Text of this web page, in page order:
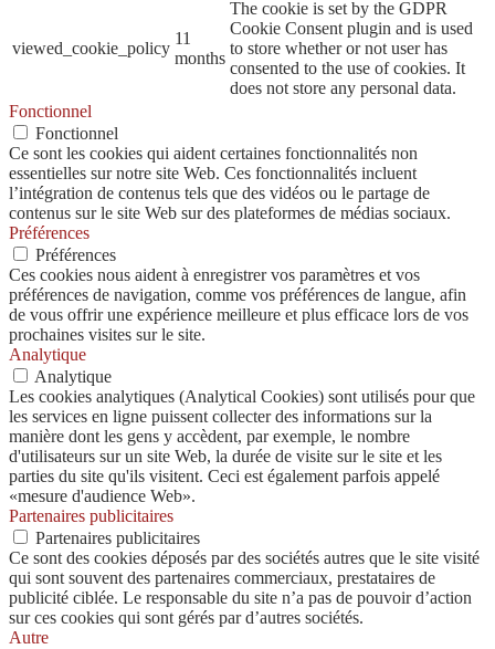
viewed_cookie_policy
11
months
The cookie is set by the GDPR
Cookie Consent plugin and is used
to store whether or not user has
consented to the use of cookies. It
does not store any personal data.
Fonctionnel
Fonctionnel
Ce sont les cookies qui aident certaines fonctionnalités non
essentielles sur notre site Web. Ces fonctionnalités incluent
l’intégration de contenus tels que des vidéos ou le partage de
contenus sur le site Web sur des plateformes de médias sociaux.
Préférences
Préférences
Ces cookies nous aident à enregistrer vos paramètres et vos
préférences de navigation, comme vos préférences de langue, afin
de vous offrir une expérience meilleure et plus efficace lors de vos
prochaines visites sur le site.
Analytique
Analytique
Les cookies analytiques (Analytical Cookies) sont utilisés pour que
les services en ligne puissent collecter des informations sur la
manière dont les gens y accèdent, par exemple, le nombre
d'utilisateurs sur un site Web, la durée de visite sur le site et les
parties du site qu'ils visitent. Ceci est également parfois appelé
«mesure d'audience Web».
Partenaires publicitaires
Partenaires publicitaires
Ce sont des cookies déposés par des sociétés autres que le site visité
qui sont souvent des partenaires commerciaux, prestataires de
publicité ciblée. Le responsable du site n’a pas de pouvoir d’action
sur ces cookies qui sont gérés par d’autres sociétés.
Autre